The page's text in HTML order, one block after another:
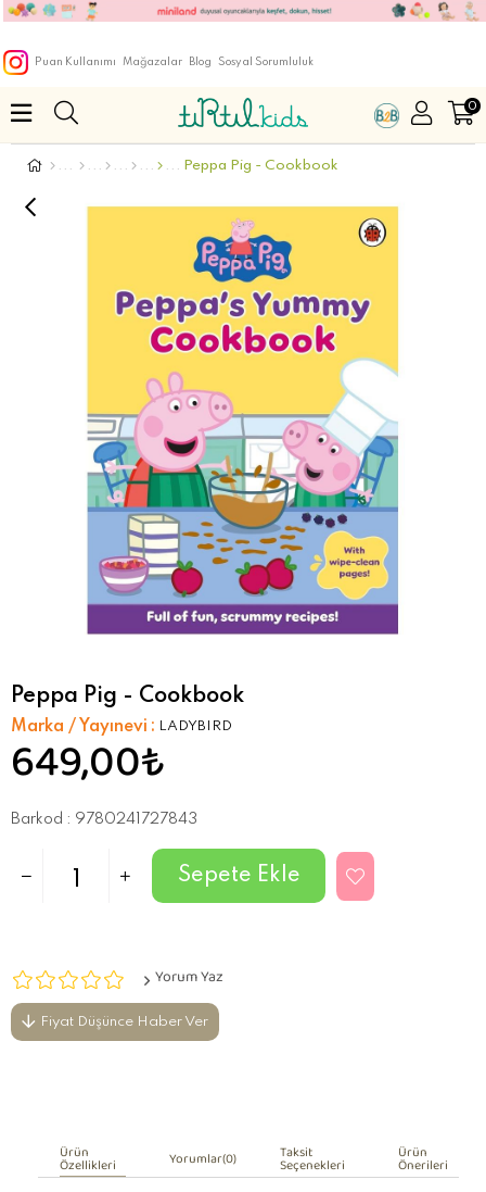
Puan Kullanımı Mağazalar Blog Sosyal Sorumluluk
0
Peppa Pig - Cookbook
Peppa Pig - Cookbook
Marka / Yayınevi : LADYBIRD
649,00₺
Barkod : 9780241727843
Yorum Yaz
Fiyat Düşünce Haber Ver
Ürün
Özellikleri Yorumlar(0) Taksit
Seçenekleri Ürün
Önerileri